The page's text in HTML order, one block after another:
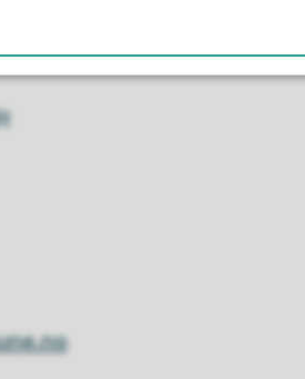
gjennom på
under: